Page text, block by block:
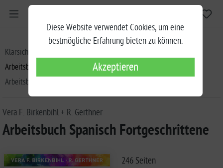
Klarsicht Verlag
Arbeitsbücher zu den Sprachkursen
Arbeitsbuch Spanisch Fortgeschrittene
Vera F. Birkenbihl + R. Gerthner
Arbeitsbuch Spanisch Fortgeschrittene
246 Seiten
Diese Website verwendet Cookies, um eine
bestmögliche Erfahrung bieten zu können.
Akzeptieren